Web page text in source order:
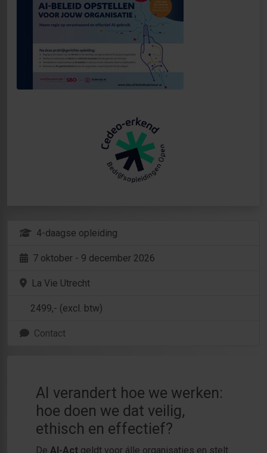
4-daagse opleiding
7 oktober - 9 december 2026
La Vie Utrecht
2499,- (excl. btw)
Contact
AI verandert hoe we werken:
hoe doen we dat veilig,
ethisch en effectief?
De AI-Act geldt voor álle organisaties en stelt